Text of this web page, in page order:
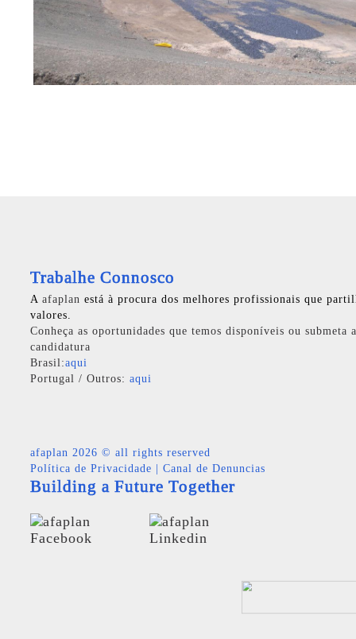
Trabalhe Connosco
A afaplan está à procura dos melhores profissionais que
valores.
Conheça as oportunidades que temos disponíveis ou submeta
candidatura
Brasil:aqui
Portugal / Outros: aqui
afaplan 2026 © all rights reserved
Política de Privacidade | Canal de Denuncias
Building a Future Together